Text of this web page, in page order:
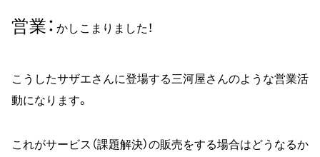
営業 かしこまりました！
こうしたサザエさんに登場する三河屋さんのような営業活
動になります。
これがサービス（課題解決）の販売をする場合はどうなるか